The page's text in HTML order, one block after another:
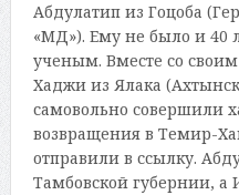
Абдулатип из Гоцоба
«МД»). Ему не было и 40
ученым. Вместе со
Хаджи из Ялака
самовольно совершили
возвращения в Темир-
отправили в ссылку.
Тамбовской губернии,